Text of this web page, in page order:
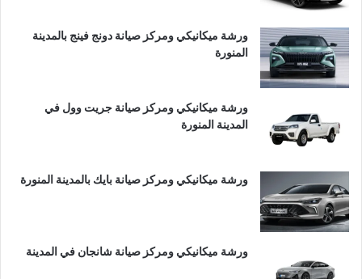
ورشة ميكانيكي ومركز صيانة دونج فينج بالمدينة
المنورة
ورشة ميكانيكي ومركز صيانة جريت وول في
المدينة المنورة
ورشة ميكانيكي ومركز صيانة بايك بالمدينة المنورة
ورشة ميكانيكي ومركز صيانة شانجان في المدينة